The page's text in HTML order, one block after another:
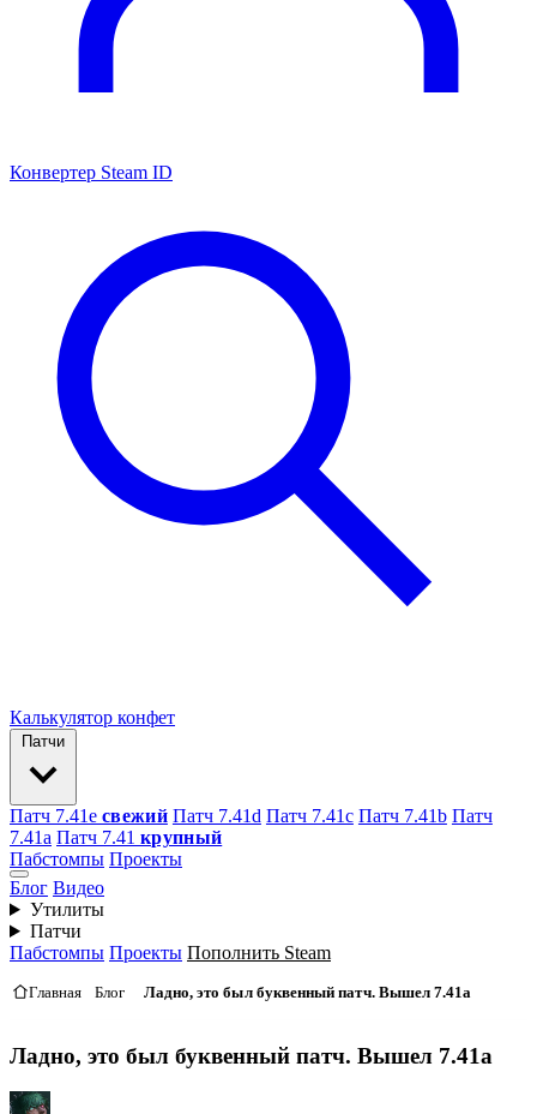
Конвертер Steam ID
Калькулятор конфет
Патчи
Патч 7.41e свежий Патч 7.41d Патч 7.41c Патч 7.41b Патч
7.41а Патч 7.41 крупный
Пабстомпы Проекты
Блог Видео
Утилиты
Патчи
Пабстомпы Проекты Пополнить Steam
Главная Блог Ладно, это был буквенный патч. Вышел 7.41a
Ладно, это был буквенный патч. Вышел 7.41a